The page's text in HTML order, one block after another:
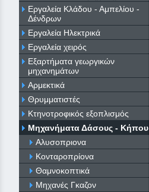
Εργαλεία Κλάδου - Αμπελίου -
Δένδρων
Εργαλεία Ηλεκτρικά
Εργαλεία χειρός
Εξαρτήματα γεωργικών
μηχανημάτων
Αρμεκτικά
Θρυμματιστές
Κτηνοτροφικός εξοπλισμός
Μηχανήματα Δάσους - Κήπου
Αλυσοπριονα
Κονταροπρίονα
Θαμνοκοπτικά
Μηχανές Γκαζον